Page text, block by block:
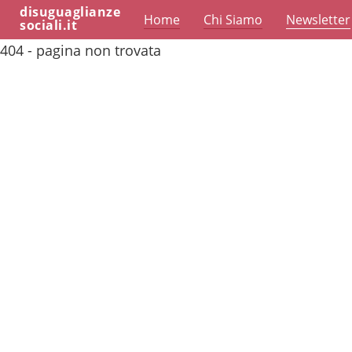
disuguaglianze
sociali.it Home Chi Siamo Newsletter
404 - pagina non trovata